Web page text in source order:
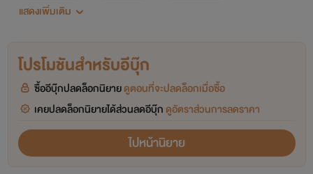
ดราม่า
แสดงเพิ่มเติม
โปรโมชันสำหรับอีบุ๊ก
ซื้ออีบุ๊กปลดล็อกนิยายดูตอนที่จะปลดล็อกเมื่อซื้อ
เคยปลดล็อกนิยายได้ส่วนลดอีบุ๊ก ดูอัตราส่วนการลดราคา
ไปหน้านิยาย